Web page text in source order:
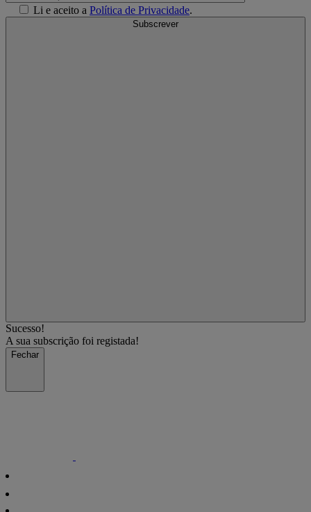
Li e aceito a Política de Privacidade.
Subscrever
Sucesso!
A sua subscrição foi registada!
Fechar